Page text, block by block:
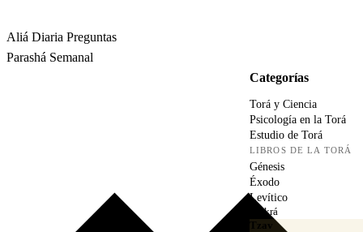
Aliá Diaria Preguntas
Parashá Semanal
Categorías
Torá y Ciencia
Psicología en la Torá
Estudio de Torá
LIBROS DE LA TORÁ
Génesis
Éxodo
Levítico
Vaikrá
Tzav